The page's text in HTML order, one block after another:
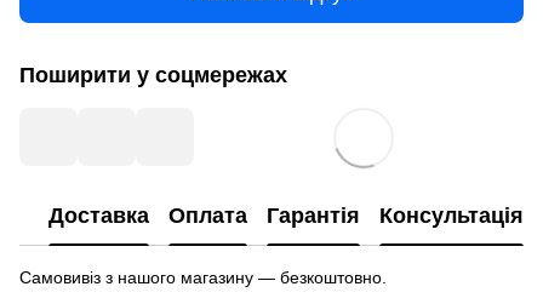
Поширити у соцмережах
Доставка Оплата Гарантія Консультація
Самовивіз з нашого магазину — безкоштовно.